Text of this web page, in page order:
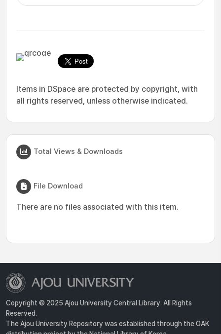
Items in DSpace are protected by copyright, with
all rights reserved, unless otherwise indicated.
Total Views & Downloads
File Download
There are no files associated with this item.
Copyright © 2025 Ajou University Central Library. All Rights
Reserved.
The Ajou University Repository was established through the OAK